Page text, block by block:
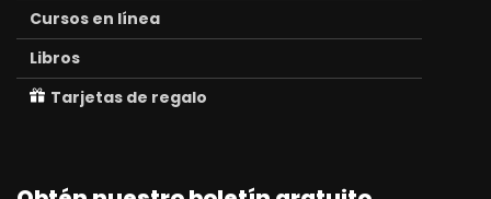
Cursos en línea
Libros
Tarjetas de regalo